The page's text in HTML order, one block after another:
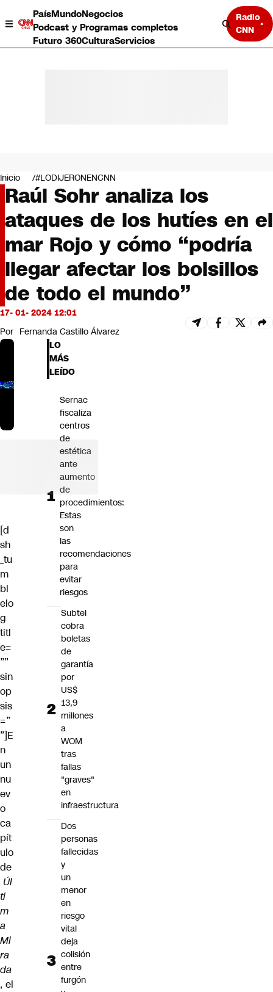
PaísMundoNegocios
Podcast y Programas completos
Futuro 360CulturaServicios
Radio
CNN
Negocios
Deportes
Programas completos
Cultura
Servicios
Bits
CNN tiempo
Futuro 360
Opinión
Inicio #LODIJERONENCNN
Raúl Sohr analiza los
ataques de los hutíes en el
mar Rojo y cómo “podría
llegar afectar los bolsillos
de todo el mundo”
17- 01- 2024 12:01
Por Fernanda Castillo Álvarez
[d
sh
_tu
m
bl
elo
g
titl
e=
””
sin
op
sis
=”
”]E
n
un
nu
ev
o
ca
pít
ulo
de
Úl
ti
m
a
Mi
ra
da
, el
LO
MÁS
LEÍDO
Sernac
fiscaliza
centros
de
estética
ante
aumento
de
procedimientos:
Estas
son
las
recomendaciones
para
evitar
riesgos
Subtel
cobra
boletas
de
garantía
por
US$
13,9
millones
a
WOM
tras
fallas
"graves"
en
infraestructura
Dos
personas
fallecidas
y
un
menor
en
riesgo
vital
deja
colisión
entre
furgón